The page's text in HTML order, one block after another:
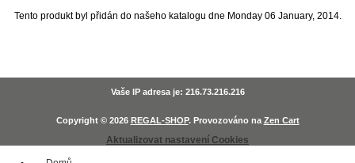
Tento produkt byl přidán do našeho katalogu dne Monday 06 January, 2014.
Vaše IP adresa je: 216.73.216.216
Copyright © 2026 REGAL-SHOP. Provozováno na Zen Cart
Aktualizovat nastavení Cookies